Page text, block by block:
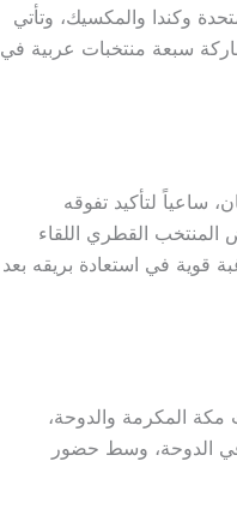
في الولايات المتحدة وكندا والمكسيك، وتأتي
سبعة منتخبات عربية في
ساعياً لتأكيد تفوقه
المنتخب القطري اللقاء
قوية في استعادة بريقه بعد
مكة المكرمة والدوحة،
الدوحة، وسط حضور